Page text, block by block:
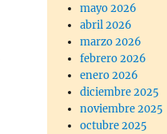
mayo 2026
abril 2026
marzo 2026
febrero 2026
enero 2026
diciembre 2025
noviembre 2025
octubre 2025